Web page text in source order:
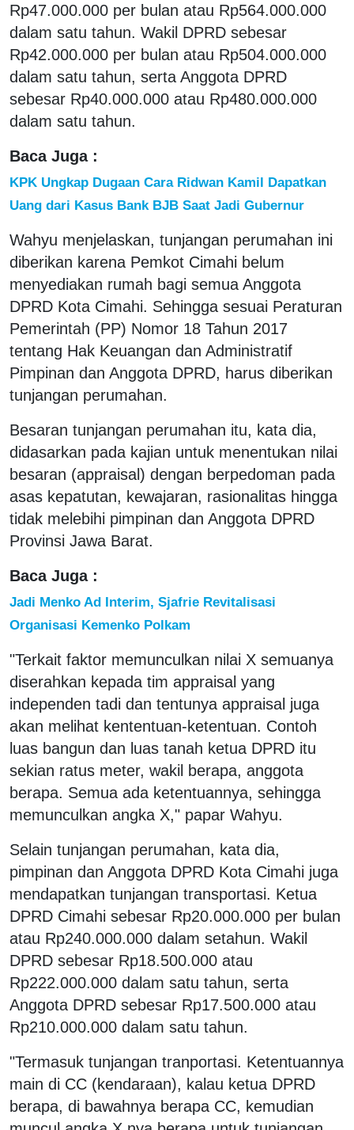
Rp47.000.000 per bulan atau Rp564.000.000
dalam satu tahun. Wakil DPRD sebesar
Rp42.000.000 per bulan atau Rp504.000.000
dalam satu tahun, serta Anggota DPRD
sebesar Rp40.000.000 atau Rp480.000.000
dalam satu tahun.
Baca Juga :
KPK Ungkap Dugaan Cara Ridwan Kamil Dapatkan
Uang dari Kasus Bank BJB Saat Jadi Gubernur
Wahyu menjelaskan, tunjangan perumahan ini
diberikan karena Pemkot Cimahi belum
menyediakan rumah bagi semua Anggota
DPRD Kota Cimahi. Sehingga sesuai Peraturan
Pemerintah (PP) Nomor 18 Tahun 2017
tentang Hak Keuangan dan Administratif
Pimpinan dan Anggota DPRD, harus diberikan
tunjangan perumahan.
Besaran tunjangan perumahan itu, kata dia,
didasarkan pada kajian untuk menentukan nilai
besaran (appraisal) dengan berpedoman pada
asas kepatutan, kewajaran, rasionalitas hingga
tidak melebihi pimpinan dan Anggota DPRD
Provinsi Jawa Barat.
Baca Juga :
Jadi Menko Ad Interim, Sjafrie Revitalisasi
Organisasi Kemenko Polkam
"Terkait faktor memunculkan nilai X semuanya
diserahkan kepada tim appraisal yang
independen tadi dan tentunya appraisal juga
akan melihat kententuan-ketentuan. Contoh
luas bangun dan luas tanah ketua DPRD itu
sekian ratus meter, wakil berapa, anggota
berapa. Semua ada ketentuannya, sehingga
memunculkan angka X," papar Wahyu.
Selain tunjangan perumahan, kata dia,
pimpinan dan Anggota DPRD Kota Cimahi juga
mendapatkan tunjangan transportasi. Ketua
DPRD Cimahi sebesar Rp20.000.000 per bulan
atau Rp240.000.000 dalam setahun. Wakil
DPRD sebesar Rp18.500.000 atau
Rp222.000.000 dalam satu tahun, serta
Anggota DPRD sebesar Rp17.500.000 atau
Rp210.000.000 dalam satu tahun.
"Termasuk tunjangan tranportasi. Ketentuannya
main di CC (kendaraan), kalau ketua DPRD
berapa, di bawahnya berapa CC, kemudian